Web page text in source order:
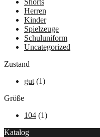
Herren
Kinder
Spielzeuge
Schuluniform
Uncategorized
Zustand
gut (1)
Größe
104 (1)
Katalog